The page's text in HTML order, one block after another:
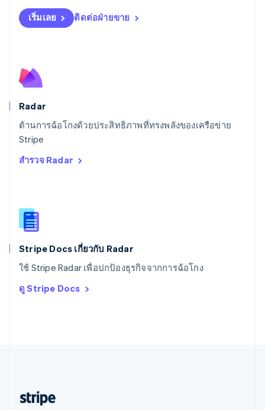
เริ่มเลย ติดต่อฝ่ายขาย
Radar
ต้านการฉ้อโกงด้วยประสิทธิภาพที่ทรงพลังของเครือข่าย
Stripe
สำรวจ Radar
Stripe Docs เกี่ยวกับ Radar
ใช้ Stripe Radar เพื่อปกป้องธุรกิจจากการฉ้อโกง
ดู Stripe Docs
สโลวาเกีย
English
Deutsch
สวีเดน
สหรัฐอเมริกา
EnglishEspañol简体中文
สหรัฐอาหรับเอมิเรตส์
สหราชอาณาจักร
สิงคโปร์
English
ออสเตรเลีย
English
DeutschEnglish
ItalianoEnglish